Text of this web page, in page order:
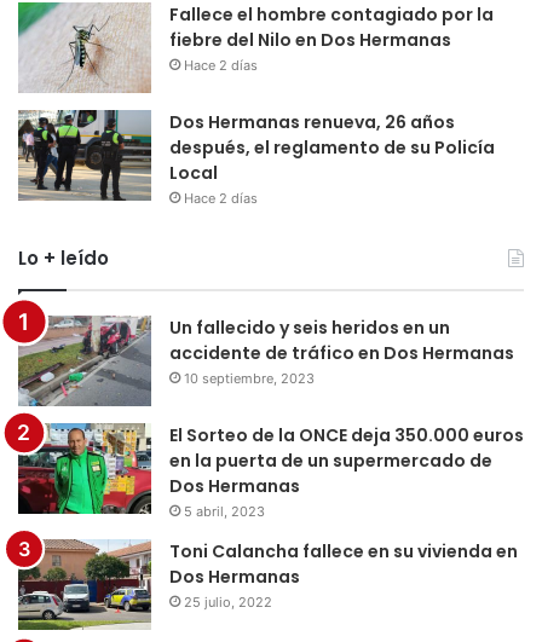
Fallece el hombre contagiado por la
fiebre del Nilo en Dos Hermanas
Hace 2 días
Dos Hermanas renueva, 26 años
después, el reglamento de su Policía
Local
Hace 2 días
Lo + leído
Un fallecido y seis heridos en un
accidente de tráfico en Dos Hermanas
10 septiembre, 2023
El Sorteo de la ONCE deja 350.000 euros
en la puerta de un supermercado de
Dos Hermanas
5 abril, 2023
Toni Calancha fallece en su vivienda en
Dos Hermanas
25 julio, 2022